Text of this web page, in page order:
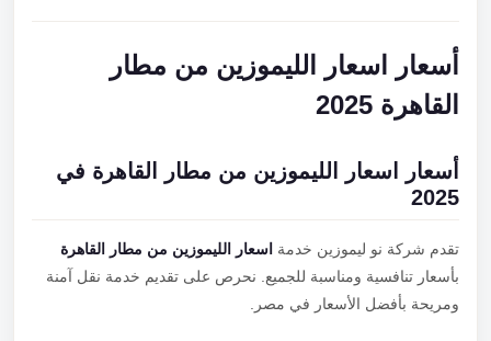
أسعار اسعار الليموزين من مطار
القاهرة 2025
أسعار اسعار الليموزين من مطار القاهرة في
2025
تقدم شركة نو ليموزين خدمةاسعار الليموزين من مطار القاهرة
بأسعار تنافسية ومناسبة للجميع. نحرص على تقديم خدمة نقل آمنة
ومريحة بأفضل الأسعار في مصر.